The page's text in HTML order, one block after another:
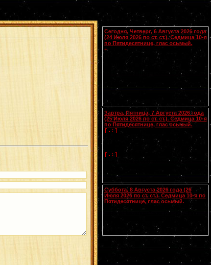
Сегодня, Четверг, 6 Августа 2026 года
(24 Июля 2026 по ст. ст.). Седмица 10-я
по Пятидесятнице, глас осьмый.
+ Блгвв. князей страторпцев
и
, во св. Крещении Романа и
[.:] Мц. Христины
300). Прп. Поликарпа, архимандрита
Печерского (1182). Новомч. Афанасия
Феофила из Закинфоса (1603) (
Греч.
Завтра, Пятница, 7 Августа 2026 года
(25 Июля 2026 по ст. ст.). Седмица 10-я
по Пятидесятнице, глас осьмый.
[.:]
, матери
Олимпиады диакониссы (408-410) и
Евпраксии девы, Тавеннской (413).
[.:]
Желтоводского,
Унженского (1444). Мчч. Санкта,
Маттура, Аттала и Бландины, Лионских
Галл.
). Память V Вселенского Собора
(553).
Суббота, 8 Августа 2026 года (26
Июля 2026 по ст. ст.). Седмица 10-я по
Пятидесятнице, глас осьмый.
Сщмчч. Ермолая, Ермиппа и Ермократа,
иереев Никомидийских (ок. 305). Прп.
пещерах (ок. 1043). Прмц. Параскевы